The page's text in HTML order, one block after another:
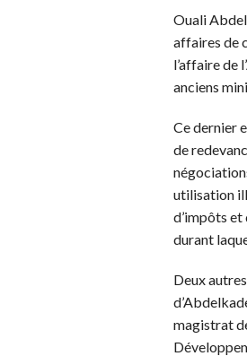
Ouali
affaires de
l’affaire de
anciens
Ce dernier
de
utilisation
d’impôts et
durant
Deux
magistrat